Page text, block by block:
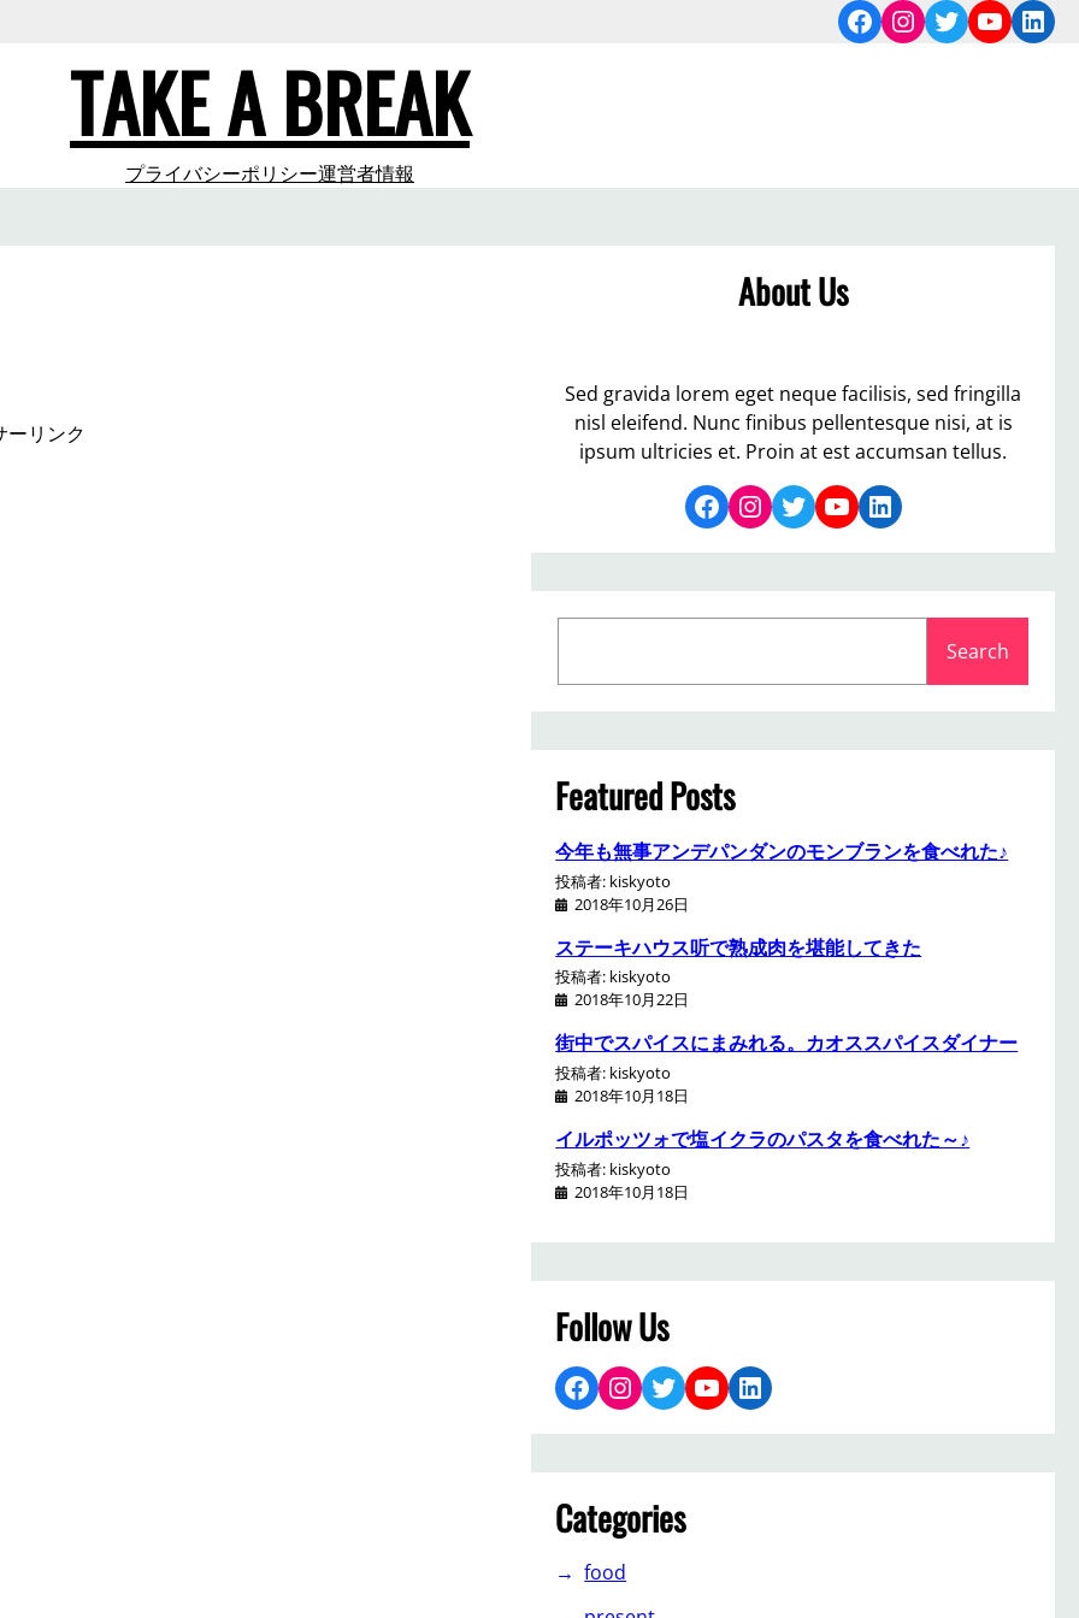
Facebook
Instagram
Twitter
TAKE A BREAK
プライバシーポリシー運営者情報
ーリンク
About Us
Sed gravida lorem eget neque facilisis, sed fringilla
nisl eleifend. Nunc finibus pellentesque nisi, at is
ipsum ultricies et. Proin at est accumsan tellus.
Facebook Instagram Twitter YouTube LinkedIn
a
r
c
h
Search
Featured Posts
今年も無事アンデパンダンのモンブランを食べれた♪
投稿者: kiskyoto
2018年10月26日
ステーキハウス听で熟成肉を堪能してきた
投稿者: kiskyoto
2018年10月22日
街中でスパイスにまみれる。カオススパイスダイナー
投稿者: kiskyoto
2018年10月18日
イルポッツォで塩イクラのパスタを食べれた～♪
投稿者: kiskyoto
2018年10月18日
Follow Us
Facebook Instagram Twitter YouTube LinkedIn
Categories
food